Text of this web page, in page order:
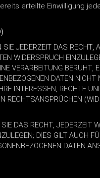
erteilte Einwilligung
JEDERZEIT DAS RECHT,
WIDERSPRUCH
VERARBEITUNG BERUHT,
DATEN NICHT
INTERESSEN, RECHTE
RECHTSANSPRÜCHEN
DAS RECHT, JEDERZEIT
DIES GILT AUCH
DATEN